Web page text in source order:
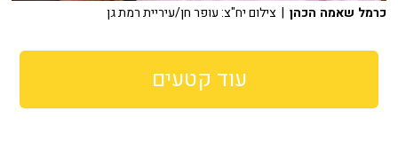
כרמל שאמה הכהן | צילום יח"צ: עופר חן/עיריית רמת גן
עוד קטעים